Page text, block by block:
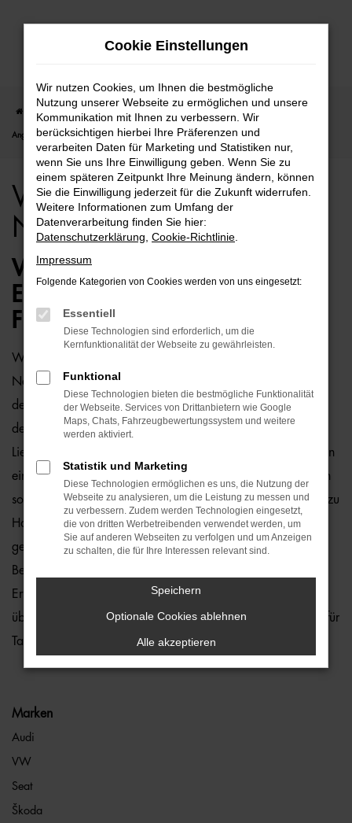
Zum
Startseite Bremen VW VW ID.5 für Bremen Neuwagen Top
Angebote
VW ID.5 für Bremen
Neuwagen Top Angebote
VW ID.5 NEUWAGEN – DIE
ERSTKLASSIGE ALTERNATIVE
FÜR BREMEN
Wie wäre es, wenn Sie schon bald in einem VW ID.5
Neuwagen durch Bremen fahren? Zu teuer? Von wegen,
denn wir von der Auto-Familie Ostermaier erleichtern Ihnen
den Einstieg durch 1a Rabatte. Hinzu kommt, dass wir die
Lieferung unserer VW ID.5 Neuwagen nach Bremen oder an
einen anderen Ort in der Umgebung ermöglichen und Ihnen
somit lange Wege ersparen. Kaufen Sie ganz bequem von zu
Hause aus und profitieren Sie von unserem Service. Hierzu
gehört in vollem Umfang auch die Beratung. In diesem
Bereich laufen wir zur Höchstform auf und bringen die
Erfahrung vieler Jahrzehnte in der Autobranche ein. Zudem
üben wir unseren Beruf mit Leidenschaft aus – und das Tag für
Tag.
Marken
Audi
VW
Seat
Škoda
Cookie Einstellungen
Wir nutzen Cookies, um Ihnen die bestmögliche
Nutzung unserer Webseite zu ermöglichen und unsere
Kommunikation mit Ihnen zu verbessern. Wir
berücksichtigen hierbei Ihre Präferenzen und
verarbeiten Daten für Marketing und Statistiken nur,
wenn Sie uns Ihre Einwilligung geben. Wenn Sie zu
einem späteren Zeitpunkt Ihre Meinung ändern, können
Sie die Einwilligung jederzeit für die Zukunft widerrufen.
Weitere Informationen zum Umfang der
Datenverarbeitung finden Sie hier:
Datenschutzerklärung Cookie-Richtlinie
Impressum
Folgende Kategorien von Cookies werden von uns eingesetzt:
Essentiell
Diese Technologien sind erforderlich, um die
Kernfunktionalität der Webseite zu gewährleisten.
Funktional
Diese Technologien bieten die bestmögliche Funktionalität
der Webseite. Services von Drittanbietern wie Google
Maps, Chats, Fahrzeugbewertungssystem und weitere
werden aktiviert.
Statistik und Marketing
Diese Technologien ermöglichen es uns, die Nutzung der
Webseite zu analysieren, um die Leistung zu messen und
zu verbessern. Zudem werden Technologien eingesetzt,
die von dritten Werbetreibenden verwendet werden, um
Sie auf anderen Webseiten zu verfolgen und um Anzeigen
zu schalten, die für Ihre Interessen relevant sind.
Speichern
Optionale Cookies ablehnen
Alle akzeptieren